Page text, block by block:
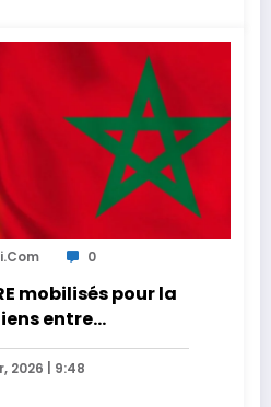
0
mobilisés pour la
entre
2026 | 9:48